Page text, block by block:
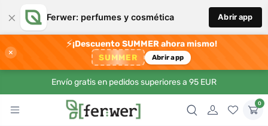
× Ferwer: perfumes y cosmética Abrir app
×
⚡¡Descuento SUMMER ahora mismo!
SUMMER Abrir app
Envío gratis en pedidos superiores a 95 EUR
0